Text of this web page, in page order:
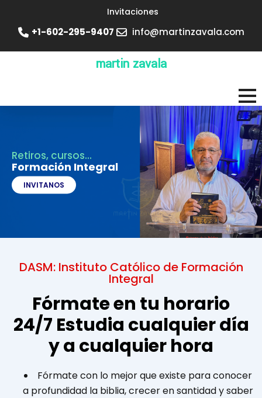
Invitaciones
+1-602-295-9407 info@martinzavala.com
martin zavala
Retiros, cursos...
Formación Integral
INVITANOS
DASM: Instituto Católico de Formación
Integral
Fórmate en tu horario
24/7 Estudia cualquier día
y a cualquier hora
Fórmate con lo mejor que existe para conocer
a profundidad la biblia, crecer en santidad y saber